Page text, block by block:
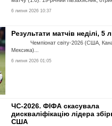
6 липня 2026 10:37
Результати матчів неділі, 5
Чемпіонат світу-2026 (США,
Мексика)...
6 липня 2026 01:05
ЧС-2026. ФІФА скасувала
дискваліфікацію лідера
США